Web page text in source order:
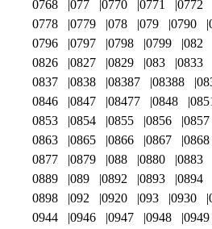
0768
077 0770 0771 0772
0778
0779 078 079 0790
0796
0797 0798 0799 082
0826
0827 0829 083 0833
0837
0838 08387 08388
0846
0847 08477 0848
0853
0854 0855 0856 0857
0863
0865 0866 0867 0868
0877
0879 088 0880 0883
0889
089 0892 0893 0894
0898
092 0920 093 0930
0944
0946 0947 0948 0949